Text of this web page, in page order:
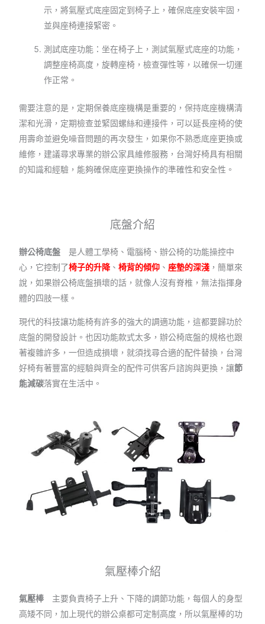
示，將氣壓式底座固定到椅子上，確保底座安裝牢固，
並與座椅連接緊密。
測試底座功能：坐在椅子上，測試氣壓式底座的功能，
調整座椅高度，旋轉座椅，檢查彈性等，以確保一切運
作正常。
需要注意的是，定期保養底座機構是重要的，保持底座機構清
潔和光滑，定期檢查並緊固螺絲和連接件，可以延長座椅的使
用壽命並避免噪音問題的再次發生，如果你不熟悉底座更換或
維修，建議尋求專業的辦公家具維修服務，台灣好椅具有相關
的知識和經驗，能夠確保底座更換操作的準確性和安全性。
底盤介紹
辦公椅底盤是人體工學椅、電腦椅、辦公椅的功能操控中
心，它控制了椅子的升降、 椅背的傾仰、 座墊的深淺，簡單來
說，如果辦公椅底盤損壞的話，就像人沒有脊椎，無法指揮身
體的四肢一樣。
現代的科技讓功能椅有許多的強大的調適功能，這都要歸功於
底盤的開發設計。也因功能款式太多，辦公椅底盤的規格也跟
著複雜許多，一但造成損壞，就須找尋合適的配件替換，台灣
好椅有著豐富的經驗與齊全的配件可供客戶諮詢與更換，讓節
能減碳落實在生活中。
氣壓棒介紹
氣壓棒主要負責椅子上升、下降的調節功能，每個人的身型
高矮不同，加上現代的辦公桌都可定制高度，所以氣壓棒的功